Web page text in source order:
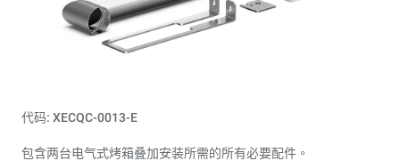
代码: XECQC-0013-E
包含两台电气式烤箱叠加安装所需的所有必要配件。